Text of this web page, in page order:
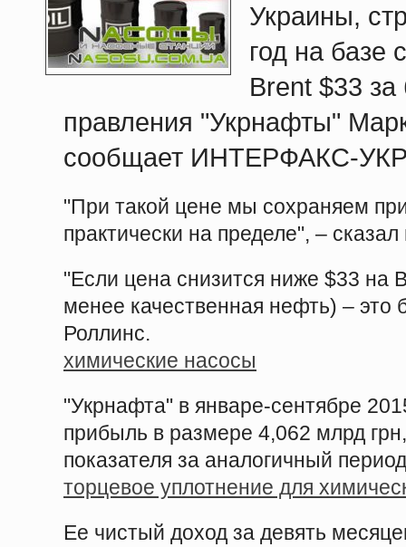
Украины,
год на базе
Brent $33 за
правления "Укрнафты"
сообщает ИНТЕРФАКС-
"При такой цене мы сохраняем
практически на пределе", –
"Если цена снизится ниже $33 на
менее качественная нефть) – это
Роллинс.
химические насосы
"Укрнафта" в январе-сентябре
прибыль в размере 4,062 млрд
показателя за аналогичный
торцевое уплотнение для
Ее чистый доход за девять